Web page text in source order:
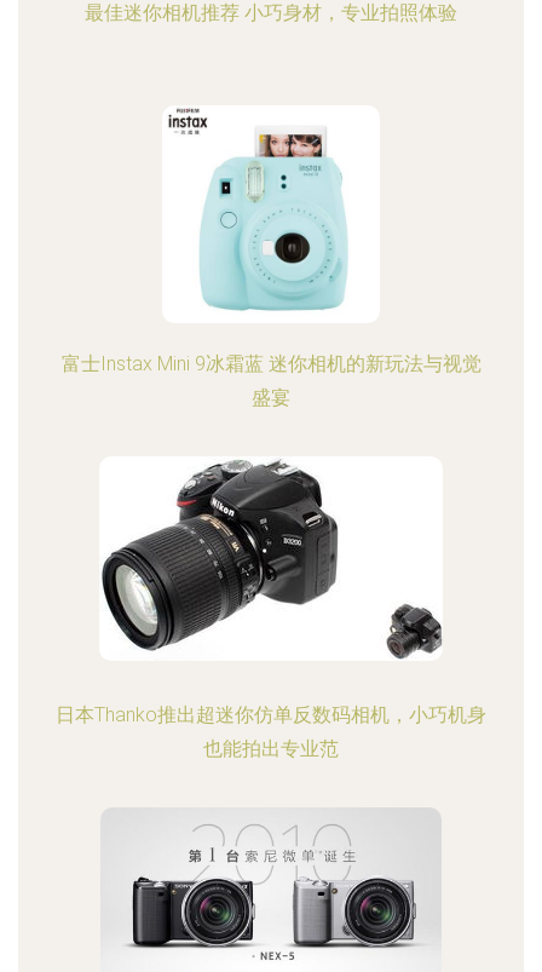
最佳迷你相机推荐 小巧身材，专业拍照体验
富士Instax Mini 9冰霜蓝 迷你相机的新玩法与视觉
盛宴
日本Thanko推出超迷你仿单反数码相机，小巧机身
也能拍出专业范